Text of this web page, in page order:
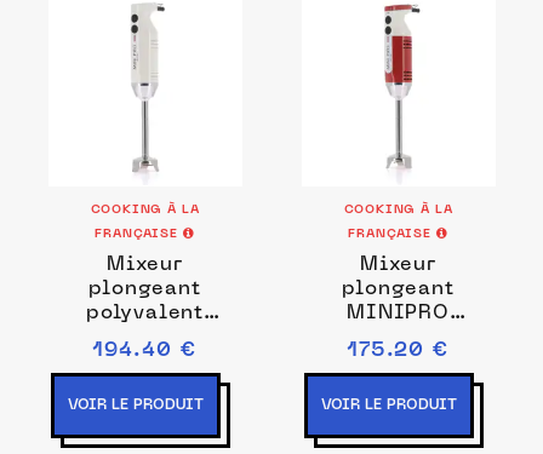
COOKING À LA
FRANÇAISE
Mixeur
plongeant
polyvalent
MINIPRO blanc
Prise de courant
194.40 €
VOIR LE PRODUIT
COOKING À LA
FRANÇAISE
Mixeur
plongeant
MINIPRO
framboise /
blanc Prise de
175.20 €
VOIR LE PRODUIT